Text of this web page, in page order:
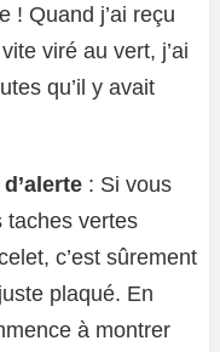
! Quand j’ai reçu
viré au vert, j’ai
qu’il y avait
: Si vous
taches vertes
c’est sûrement
plaqué. En
à montrer